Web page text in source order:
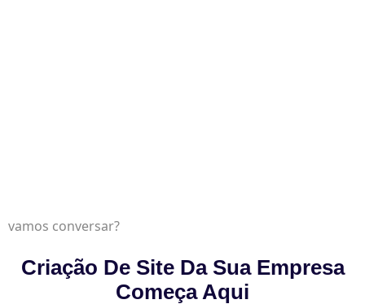
vamos conversar?
Criação De Site Da Sua Empresa
Começa Aqui